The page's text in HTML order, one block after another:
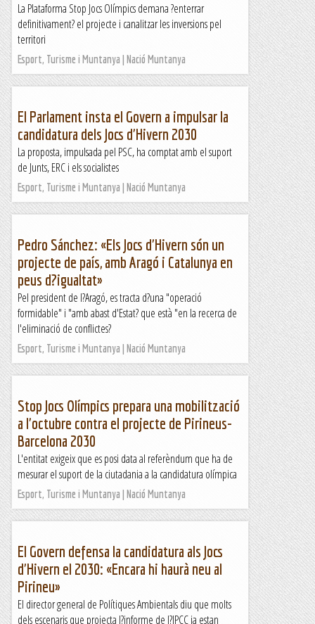
La Plataforma Stop Jocs Olímpics demana ?enterrar
definitivament? el projecte i canalitzar les inversions pel
territori
Esport, Turisme i Muntanya | Nació Muntanya
El Parlament insta el Govern a impulsar la
candidatura dels Jocs d'Hivern 2030
La proposta, impulsada pel PSC, ha comptat amb el suport
de Junts, ERC i els socialistes
Esport, Turisme i Muntanya | Nació Muntanya
Pedro Sánchez: «Els Jocs d'Hivern són un
projecte de país, amb Aragó i Catalunya en
peus d?igualtat»
Pel president de l?Aragó, es tracta d?una "operació
formidable" i "amb abast d'Estat? que està "en la recerca de
l'eliminació de conflictes?
Esport, Turisme i Muntanya | Nació Muntanya
Stop Jocs Olímpics prepara una mobilització
a l'octubre contra el projecte de Pirineus-
Barcelona 2030
L'entitat exigeix que es posi data al referèndum que ha de
mesurar el suport de la ciutadania a la candidatura olímpica
Esport, Turisme i Muntanya | Nació Muntanya
El Govern defensa la candidatura als Jocs
d'Hivern el 2030: «Encara hi haurà neu al
Pirineu»
El director general de Polítiques Ambientals diu que molts
dels escenaris que projecta l?informe de l?IPCC ja estan